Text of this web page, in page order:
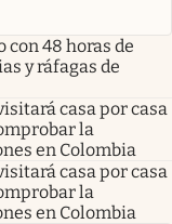
con 48 horas de
y ráfagas de
casa por casa
la
en Colombia
casa por casa
la
en Colombia